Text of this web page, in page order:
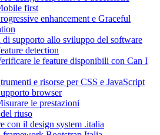
first
enhancement e Graceful
di supporto allo sviluppo del software
detection
le feature disponibili con Can I
e risorse per CSS e JavaScript
browser
le prestazioni
riuso
con il design system .italia